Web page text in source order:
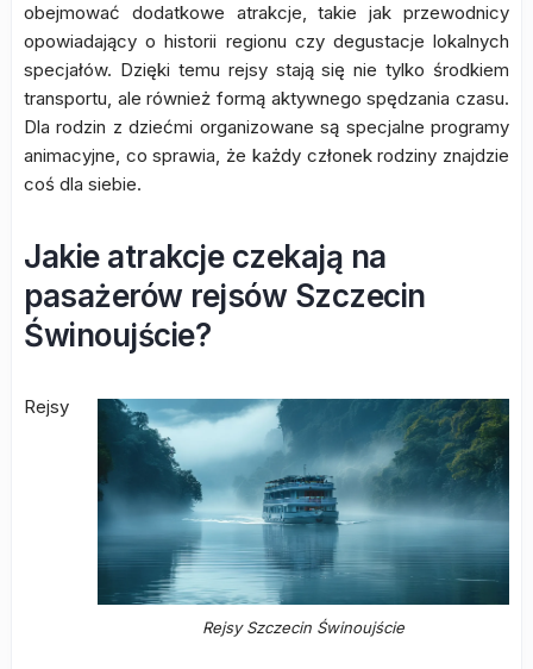
obejmować dodatkowe atrakcje, takie jak przewodnicy
opowiadający o historii regionu czy degustacje lokalnych
specjałów. Dzięki temu rejsy stają się nie tylko środkiem
transportu, ale również formą aktywnego spędzania czasu.
Dla rodzin z dziećmi organizowane są specjalne programy
animacyjne, co sprawia, że każdy członek rodziny znajdzie
coś dla siebie.
Jakie atrakcje czekają na
pasażerów rejsów Szczecin
Świnoujście?
Rejsy Szczecin Świnoujście
Rejsy